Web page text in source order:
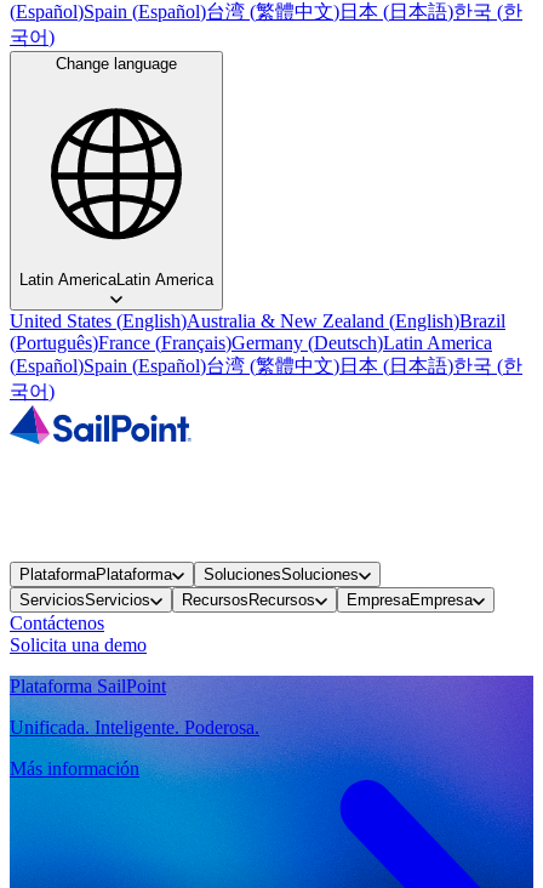
(Español)Spain (Español)台湾 (繁體中文)日本 (日本語)한국 (한
국어)
Change language
Latin AmericaLatin America
United States (English)Australia & New Zealand (English)Brazil
(Português)France (Français)Germany (Deutsch)Latin America
(Español)Spain (Español)台湾 (繁體中文)日本 (日本語)한국 (한
국어)
PlataformaPlataforma SolucionesSoluciones
ServiciosServicios Recursos Recursos EmpresaEmpresa
Contáctenos
Solicita una demo
Plataforma SailPoint
Unificada. Inteligente. Poderosa.
Más información